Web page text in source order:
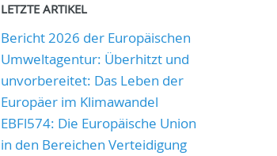
LETZTE ARTIKEL
Bericht 2026 der Europäischen
Umweltagentur: Überhitzt und
unvorbereitet: Das Leben der
Europäer im Klimawandel
EBFl574: Die Europäische Union
in den Bereichen Verteidigung